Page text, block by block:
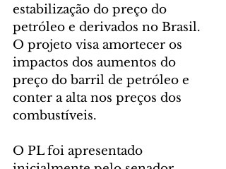
estabilização do preço do
petróleo e derivados no Brasil.
O projeto visa amortecer os
impactos dos aumentos do
preço do barril de petróleo e
conter a alta nos preços dos
combustíveis.
O PL foi apresentado